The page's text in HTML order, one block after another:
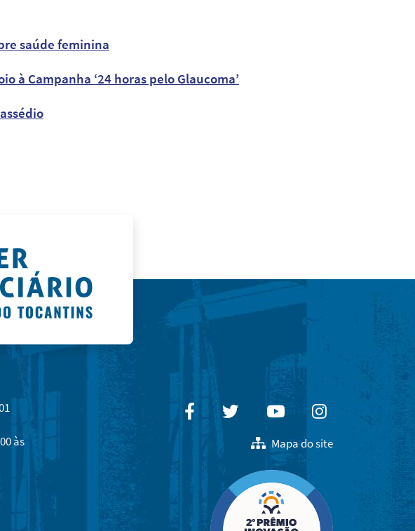
saúde feminina
à Campanha ‘24 horas pelo Glaucoma’
às
FacebookTwitterYoutubeInstagram
Mapa do site